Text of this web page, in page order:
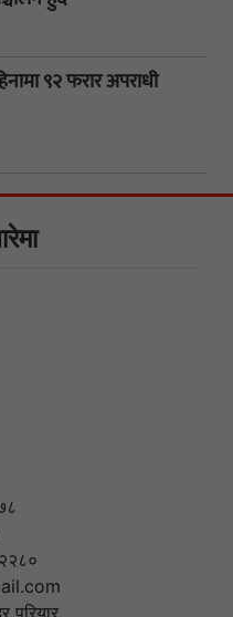
९२ फरार अपराधी
परियार